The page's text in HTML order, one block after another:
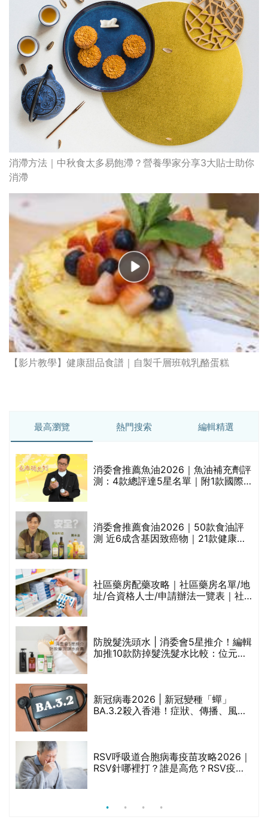
消滯方法｜中秋食太多易飽滯？營養學家分享3大貼士助你
消滯
【影片教學】健康甜品食譜｜自製千層班戟乳酪蛋糕
最高瀏覽 熱門搜索 編輯精選
消委會推薦魚油2026｜魚油補充劑評
測：4款總評達5星名單｜附1款國際
消委會推薦食油2026｜50款食油評
測 近6成含基因致癌物｜21款健康煮
社區藥房配藥攻略｜社區藥房名單/地
址/合資格人士/申請辦法一覽表｜社
防脫髮洗頭水 | 消委會5星推介！編輯
加推10款防掉髮洗髮水比較：位元
新冠病毒2026 | 新冠變種「蟬」
BA.3.2殺入香港！症狀、傳播、風險
RSV呼吸道合胞病毒疫苗攻略2026｜
RSV針哪裡打？誰是高危？RSV疫苗